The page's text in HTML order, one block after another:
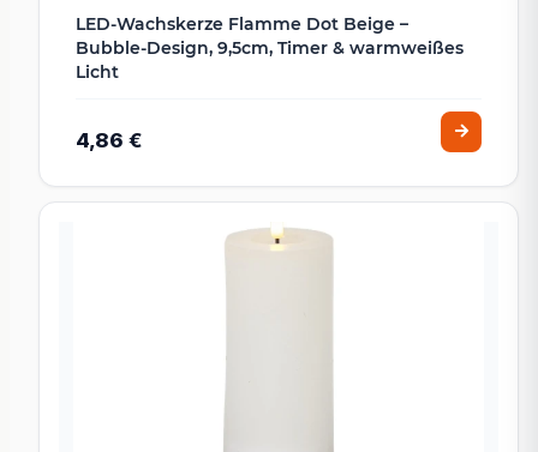
LED-Wachskerze Flamme Dot Beige –
Bubble-Design, 9,5cm, Timer & warmweißes
Licht
4,86 €